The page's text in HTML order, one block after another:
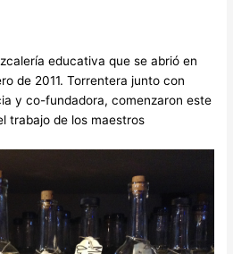
educativa que se abrió en
de 2011. Torrentera junto con
y co-fundadora, comenzaron este
trabajo de los maestros